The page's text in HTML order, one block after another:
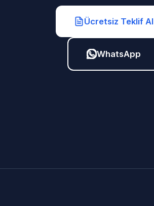
Ücretsiz Teklif Al
WhatsApp